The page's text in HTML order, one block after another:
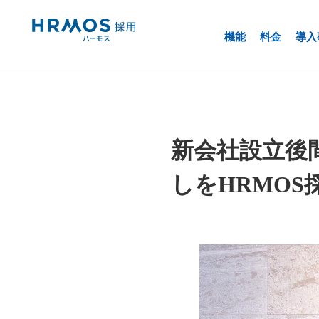
機能 料金 導
採用管理システム「HRMOS採用」
導入事例
新会社設立後
しをHRMOS